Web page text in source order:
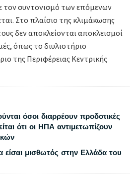
τον συντονισμό των επόμενων
Στο πλαίσιο της κλιμάκωσης
δεν αποκλείονται αποκλεισμοί
όπως το διυλιστήριο
της Περιφέρειας Κεντρικής
όσοι διαρρέουν προδοτικές
ότι οι ΗΠΑ αντιμετωπίζουν
είσαι μισθωτός στην Ελλάδα του